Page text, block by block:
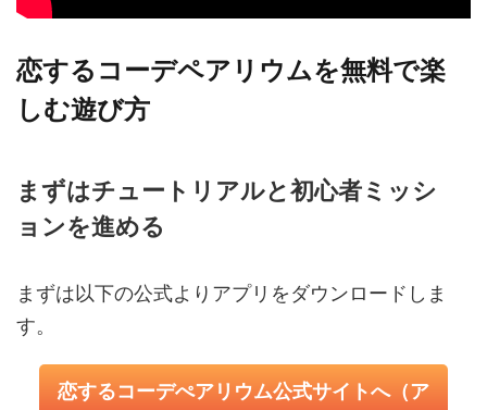
恋するコーデペアリウムを無料で楽
しむ遊び方
まずはチュートリアルと初心者ミッシ
ョンを進める
まずは以下の公式よりアプリをダウンロードしま
す。
恋するコーデぺアリウム公式サイトへ（ア